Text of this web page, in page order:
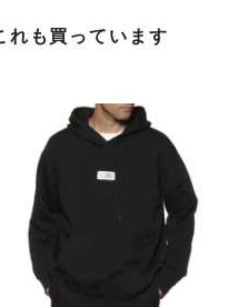
れも買っています